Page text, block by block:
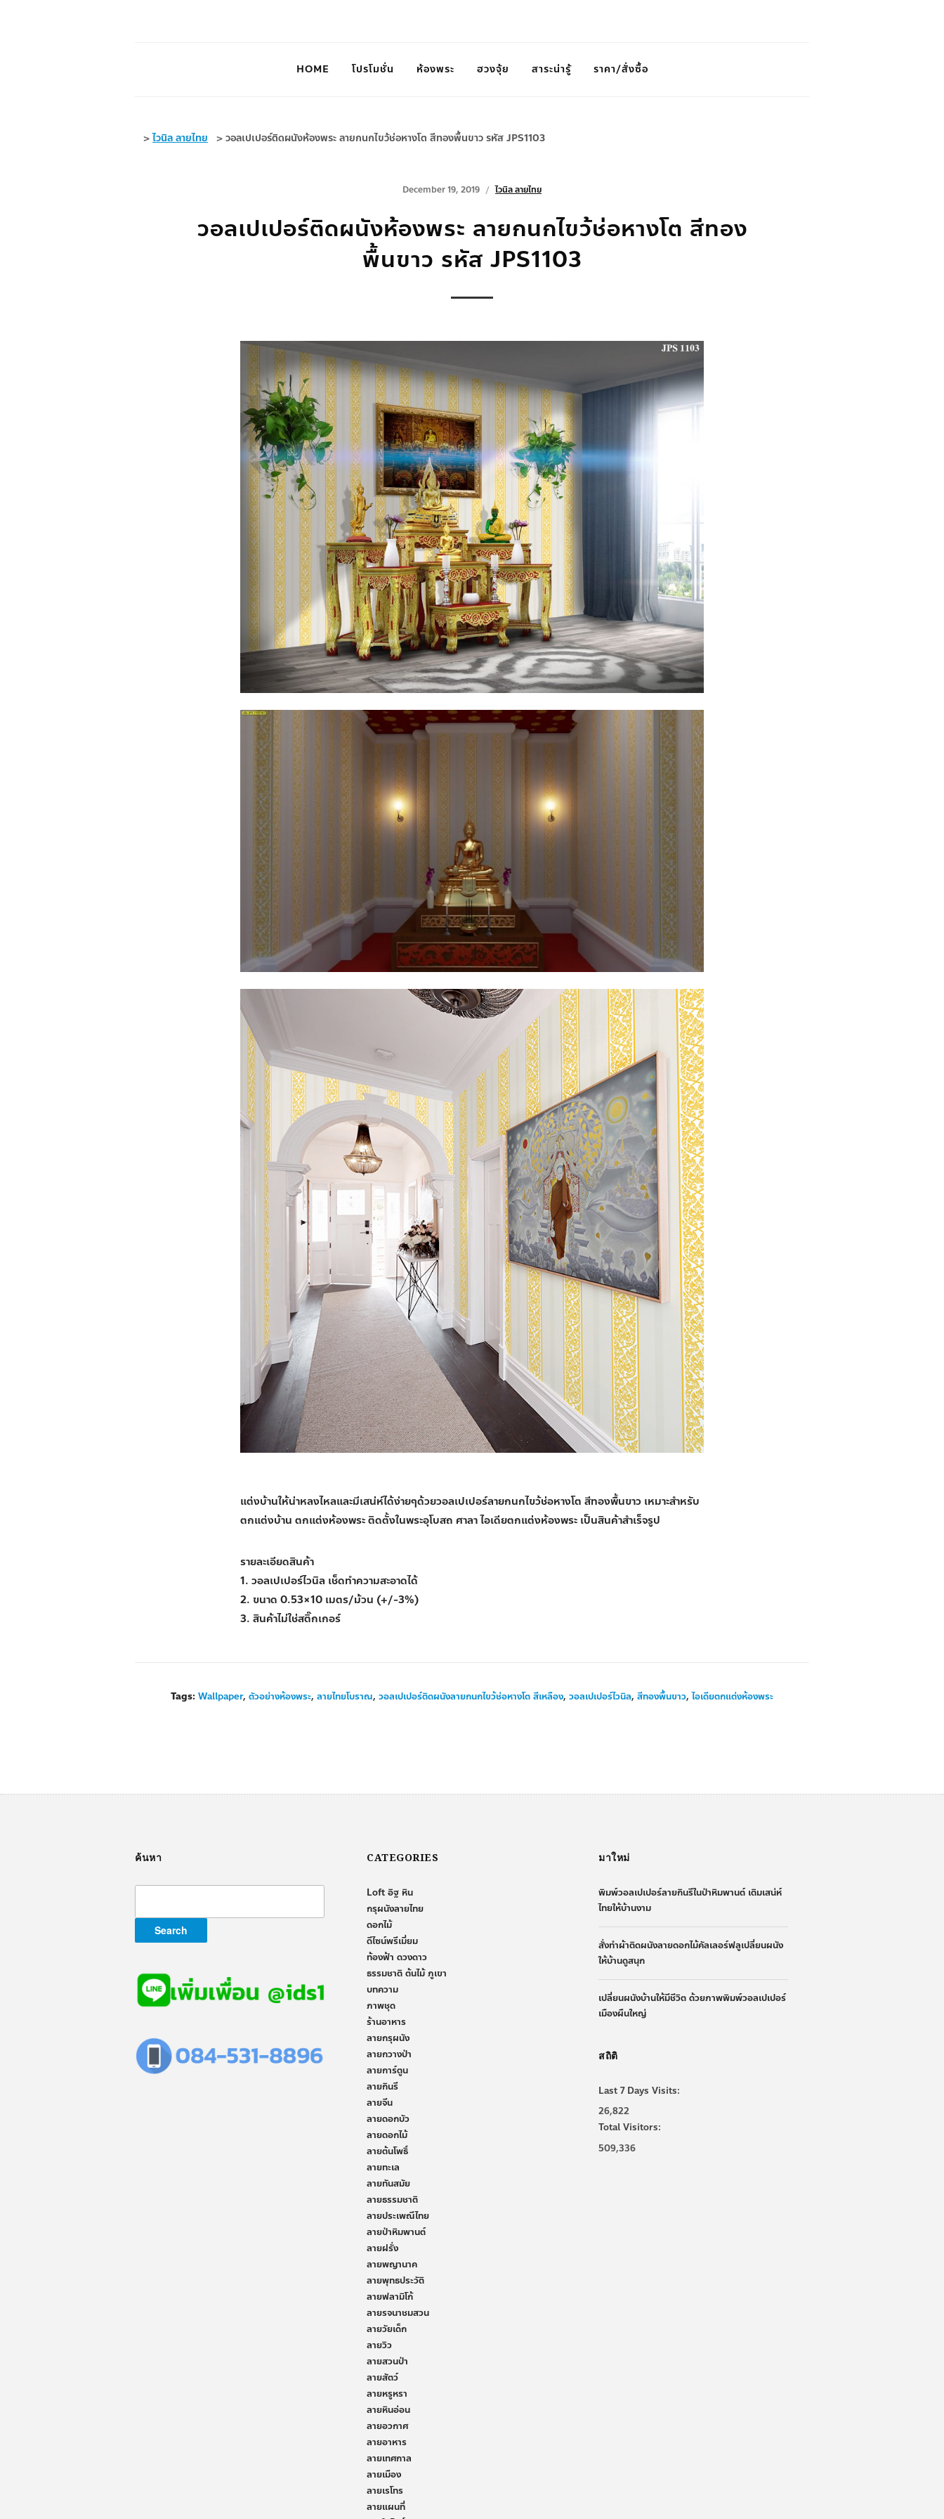
HOME โปรโมชั่น ห้องพระ ฮวงจุ้ย สาระน่ารู้ ราคา/สั่งซื้อ
>ไวนิล ลายไทย >วอลเปเปอร์ติดผนังห้องพระ ลายกนกไขว้ช่อหางโต สีทองพื้นขาว รหัส JPS1103
December 19, 2019 ไวนิล ลายไทย
วอลเปเปอร์ติดผนังห้องพระ ลายกนกไขว้ช่อหางโต สีทอง
พื้นขาว รหัส JPS1103
แต่งบ้านให้น่าหลงไหลและมีเสน่ห์ได้ง่ายๆด้วยวอลเปเปอร์ลายกนกไขว้ช่อหางโต สีทองพื้นขาว เหมาะสำหรับ
ตกแต่งบ้าน ตกแต่งห้องพระ ติดตั้งในพระอุโบสถ ศาลา ไอเดียตกแต่งห้องพระ เป็นสินค้าสำเร็จรูป
รายละเอียดสินค้า
1. วอลเปเปอร์ไวนิล เช็ดทำความสะอาดได้
2. ขนาด 0.53×10 เมตร/ม้วน (+/-3%)
3. สินค้าไม่ใช่สติ๊กเกอร์
Tags: Wallpaper, ตัวอย่างห้องพระ, ลายไทยโบราณ, วอลเปเปอร์ติดผนังลายกนกไขว้ช่อหางโต สีเหลือง, วอลเปเปอร์ไวนิล, สีทองพื้นขาว,ไอเดียตกแต่งห้องพระ
ค้นหา CATEGORIES
Loft อิฐ หิน
กรุผนังลายไทย
ดอกไม้
ดีไซน์พรีเมี่ยม
ท้องฟ้า ดวงดาว
ธรรมชาติ ต้นไม้ ภูเขา
บทความ
ภาพชุด
ร้านอาหาร
ลายกรุผนัง
ลายกวางป่า
ลายการ์ตูน
ลายกินรี
ลายจีน
ลายดอกบัว
ลายดอกไม้
ลายต้นโพธิ์
ลายทะเล
ลายทันสมัย
ลายธรรมชาติ
ลายประเพณีไทย
ลายป่าหิมพานต์
ลายฝรั่ง
ลายพญานาค
ลายพุทธประวัติ
ลายฟลามิโก้
ลายรจนาชมสวน
ลายวัยเด็ก
ลายวิว
ลายสวนป่า
ลายสัตว์
ลายหรูหรา
ลายหินอ่อน
ลายอวกาศ
ลายอาหาร
ลายเทศกาล
ลายเมือง
ลายเรโทร
ลายแผนที่
มาใหม่
พิมพ์วอลเปเปอร์ลายกินรีในป่าหิมพานต์ เติมเสน่ห์
ไทยให้บ้านงาม
สั่งทำผ้าติดผนังลายดอกไม้คัลเลอร์ฟลูเปลี่ยนผนัง
ให้บ้านดูสนุก
เปลี่ยนผนังบ้านให้มีชีวิต ด้วยภาพพิมพ์วอลเปเปอร์
เมืองผืนใหญ่
สถิติ
Last 7 Days Visits:
26,822
Total Visitors:
509,336